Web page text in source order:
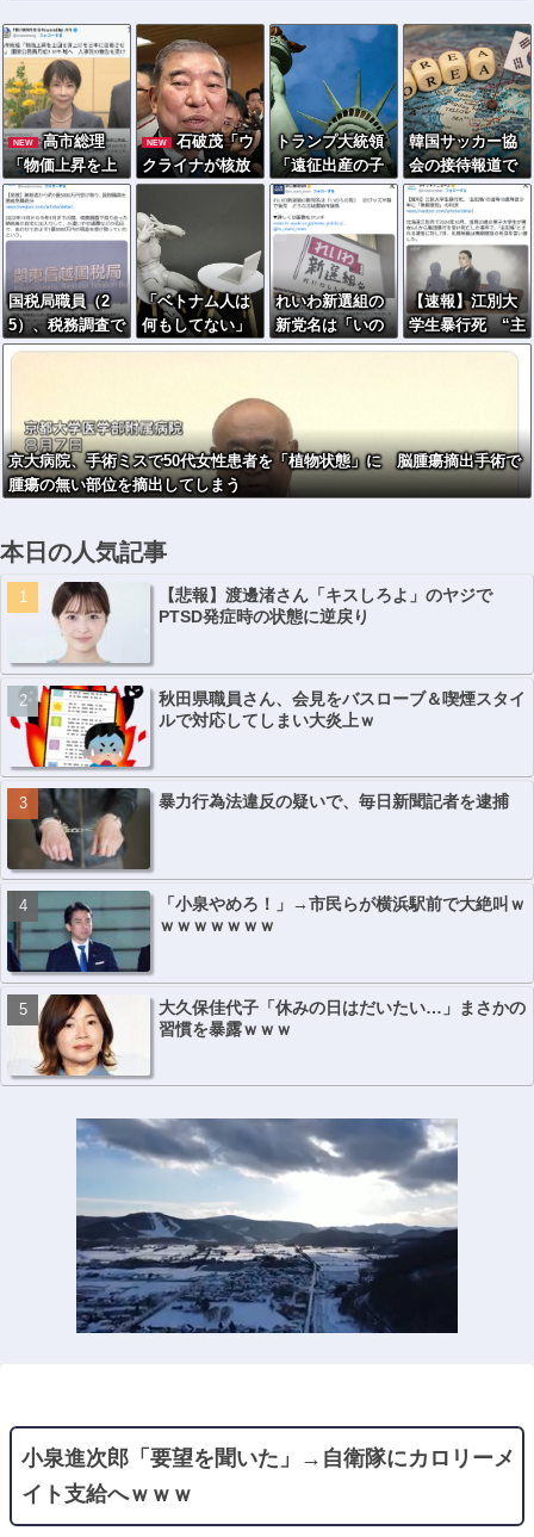
NEW
高市総理
「物価上昇を上
回る賃上げを日
本に定着させ
る」 →国家公務
員月給3.51％増
へ 人事院の勧告
を受け
NEW
石破茂「ウ
クライナが核放
棄しなければロ
シア侵攻しなか
った」
トランプ大統領
「遠征出産の子
に米国籍を与え
ない」…大統領
令に署名
韓国サッカー協
会の接待報道で
「2002年も調べ
ろ」の声続出ｗ
ｗｗ
国税局職員（2
5）、税務調査で
知り合った納税
5000万円頂戴す
るwww
「ベトナム人は
何もしてない」
拡散民、弁護士
るｗｗｗｗｗｗ
ｗ
れいわ新選組の
新党名は「いの
ちの党」 旧グ
書給与疑惑
【速報】江別大
学生暴行死 “主
犯格”の特定少
時17歳少年に
「懲役30年」の
判決
京大病院、手術ミスで50代女性患者を「植物状態」に 脳腫瘍摘出手術で
腫瘍の無い部位を摘出してしまう
本日の人気記事
【悲報】渡邊渚さん「キスしろよ」のヤジで
PTSD発症時の状態に逆戻り
秋田県職員さん、会見をバスローブ＆喫煙スタイ
ルで対応してしまい大炎上ｗ
暴力行為法違反の疑いで、毎日新聞記者を逮捕
「小泉やめろ！」→市民らが横浜駅前で大絶叫ｗ
ｗｗｗｗｗｗｗ
大久保佳代子「休みの日はだいたい…」まさかの
習慣を暴露ｗｗｗ
小泉進次郎「要望を聞いた」→自衛隊にカロリーメ
イト支給へｗｗｗ